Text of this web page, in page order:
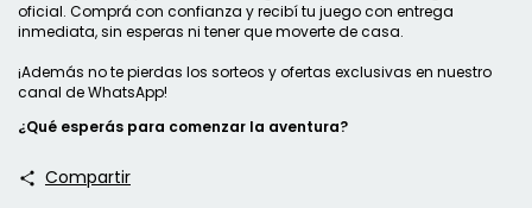
oficial. Comprá con confianza y recibí tu juego con entrega
inmediata, sin esperas ni tener que moverte de casa.
¡Además no te pierdas los sorteos y ofertas exclusivas en nuestro
canal de WhatsApp!
¿Qué esperás para comenzar la aventura?
Compartir